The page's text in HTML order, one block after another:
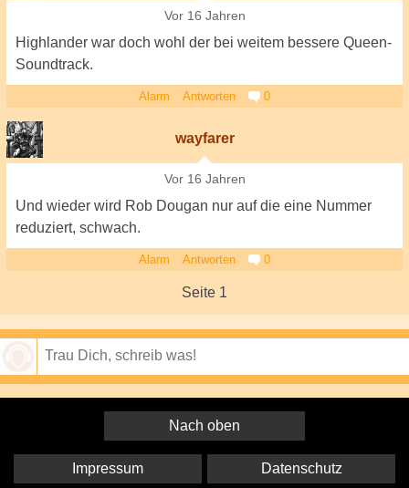
Vor 16 Jahren
Highlander war doch wohl der bei weitem bessere Queen-
Soundtrack.
Alarm Antworten 0
wayfarer
Vor 16 Jahren
Und wieder wird Rob Dougan nur auf die eine Nummer
reduziert, schwach.
Alarm Antworten 0
Seite 1
Nach oben
Impressum Datenschutz